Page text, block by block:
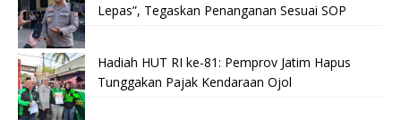
Lepas”, Tegaskan Penanganan Sesuai SOP
Hadiah HUT RI ke-81: Pemprov Jatim Hapus
Tunggakan Pajak Kendaraan Ojol